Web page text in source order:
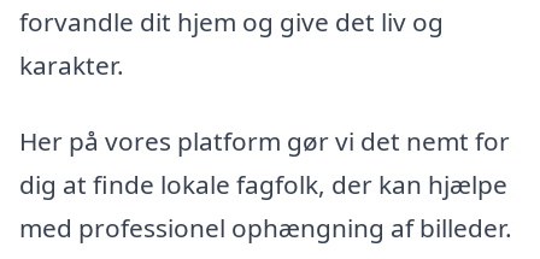
forvandle dit hjem og give det liv og
karakter.
Her på vores platform gør vi det nemt for
dig at finde lokale fagfolk, der kan hjælpe
med professionel ophængning af billeder.